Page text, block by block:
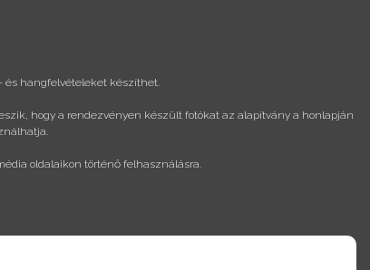
és hangfelvételeket készíthet.
hogy a rendezvényen készült fotókat az alapítvány a honlapján
oldalaikon történő felhasználásra.